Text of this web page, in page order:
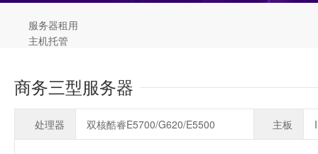
服务器租用
主机托管
商务三型服务器
处理器 双核酷睿E5700/G620/E5500 主板